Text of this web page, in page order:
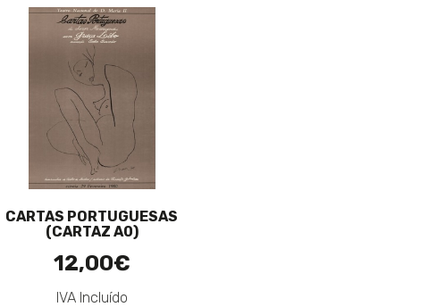
CARTAS PORTUGUESAS
(CARTAZ A0)
12,00€
IVA Incluído